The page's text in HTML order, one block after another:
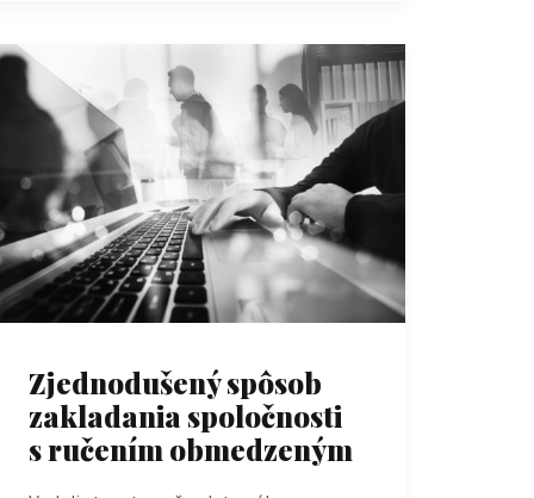
Zjednodušený spôsob
zakladania spoločnosti
s ručením obmedzeným